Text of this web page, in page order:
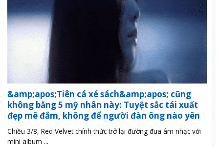
&amp;apos;Tiên cá xé sách&amp;apos; cũng
không bằng 5 mỹ nhân này: Tuyệt sắc tái xuất
đẹp mê đắm, không để người đàn ông nào yên
Chiều 3/8, Red Velvet chính thức trở lại đường đua âm nhạc với
mini album ...